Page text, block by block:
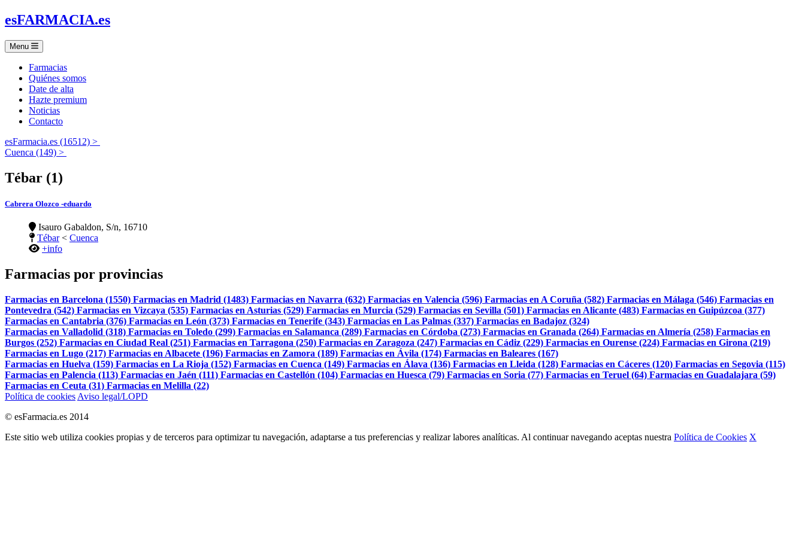
esFARMACIA.es
Menu
Farmacias
Quiénes somos
Date de alta
Hazte premium
Noticias
Contacto
esFarmacia.es (16512) >
Cuenca (149) >
Tébar (1)
Cabrera Olozco -eduardo
Isauro Gabaldon, S/n, 16710
Tébar< Cuenca
+info
Farmacias por provincias
Farmacias en Barcelona (1550) Farmacias en Madrid (1483) Farmacias en Navarra (632) Farmacias en Valencia (596) Farmacias en A Coruña (582) Farmacias en Málaga (546) Farmacias en
Pontevedra (542) Farmacias en Vizcaya (535) Farmacias en Asturias (529) Farmacias en Murcia (529) Farmacias en Sevilla (501) Farmacias en Alicante (483) Farmacias en Guipúzcoa (377)
Farmacias en Cantabria (376) Farmacias en León (373) Farmacias en Tenerife (343) Farmacias en Las Palmas (337) Farmacias en Badajoz (324)
Farmacias en Valladolid (318) Farmacias en Toledo (299) Farmacias en Salamanca (289) Farmacias en Córdoba (273) Farmacias en Granada (264) Farmacias en Almería (258) Farmacias en
Burgos (252) Farmacias en Ciudad Real (251) Farmacias en Tarragona (250) Farmacias en Zaragoza (247) Farmacias en Cádiz (229) Farmacias en Ourense (224) Farmacias en Girona (219)
Farmacias en Lugo (217) Farmacias en Albacete (196) Farmacias en Zamora (189) Farmacias en Ávila (174) Farmacias en Baleares (167)
Farmacias en Huelva (159) Farmacias en La Rioja (152) Farmacias en Cuenca (149) Farmacias en Álava (136) Farmacias en Lleida (128) Farmacias en Cáceres (120) Farmacias en Segovia (115)
Farmacias en Palencia (113) Farmacias en Jaén (111) Farmacias en Castellón (104) Farmacias en Huesca (79) Farmacias en Soria (77) Farmacias en Teruel (64) Farmacias en Guadalajara (59)
Farmacias en Ceuta (31) Farmacias en Melilla (22)
Política de cookies Aviso legal/LOPD
© esFarmacia.es 2014
Este sitio web utiliza cookies propias y de terceros para optimizar tu navegación, adaptarse a tus preferencias y realizar labores analíticas. Al continuar navegando aceptas nuestra Política de Cookies X